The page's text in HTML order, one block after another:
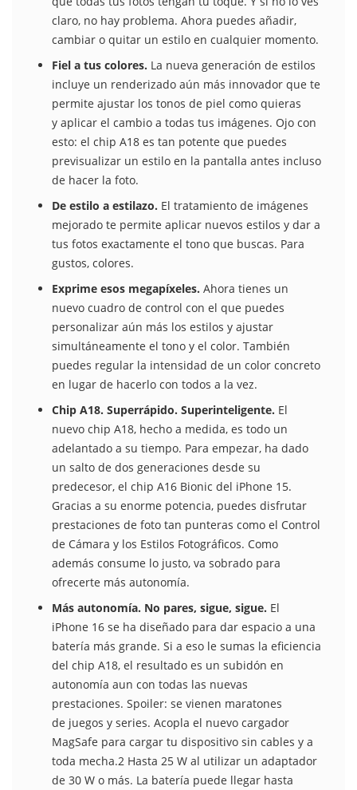
claro, no hay problema. Ahora puedes añadir,
cambiar o quitar un estilo en cualquier momento.
Fiel a tus colores. La nueva generación de estilos
incluye un renderizado aún más innovador que te
permite ajustar los tonos de piel como quieras
y aplicar el cambio a todas tus imágenes. Ojo con
esto: el chip A18 es tan potente que puedes
previsualizar un estilo en la pantalla antes incluso
de hacer la foto.
De estilo a estilazo. El tratamiento de imágenes
mejorado te permite aplicar nuevos estilos y dar a
tus fotos exactamente el tono que buscas. Para
gustos, colores.
Exprime esos megapíxeles. Ahora tienes un
nuevo cuadro de control con el que puedes
personalizar aún más los estilos y ajustar
simultáneamente el tono y el color. También
puedes regular la intensidad de un color concreto
en lugar de hacerlo con todos a la vez.
Chip A18. Superrápido. Super­inteligente. El
nuevo chip A18, hecho a medida, es todo un
adelantado a su tiempo. Para empezar, ha dado
un salto de dos generaciones desde su
predecesor, el chip A16 Bionic del iPhone 15.
Gracias a su enorme potencia, puedes disfrutar
prestaciones de foto tan punteras como el Control
de Cámara y los Estilos Fotográficos. Como
además consume lo justo, va sobrado para
ofrecerte más autonomía.
Más autonomía. No pares, sigue, sigue. El
iPhone 16 se ha diseñado para dar espacio a una
batería más grande. Si a eso le sumas la eficiencia
del chip A18, el resultado es un subidón en
autonomía aun con todas las nuevas
prestaciones. Spoiler: se vienen maratones
de juegos y series. Acopla el nuevo cargador
MagSafe para cargar tu dispositivo sin cables y a
toda mecha.2 Hasta 25 W al utilizar un adaptador
de 30 W o más. La batería puede llegar hasta